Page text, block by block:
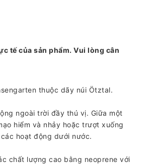
tế của sản phẩm. Vui lòng cân
thuộc dãy núi Ötztal.
ngoài trời đầy thú vị. Giữa một
hiểm và nhảy hoặc trượt xuống
hoạt động dưới nước.
chất lượng cao bằng neoprene với